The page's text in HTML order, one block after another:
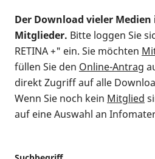
Der Download vieler
Mitglieder. Bitte loggen Sie
RETINA +" ein. Sie möchten
füllen Sie den Online-Antrag
direkt Zugriff auf alle
Wenn Sie noch kein Mitglied
auf eine Auswahl an